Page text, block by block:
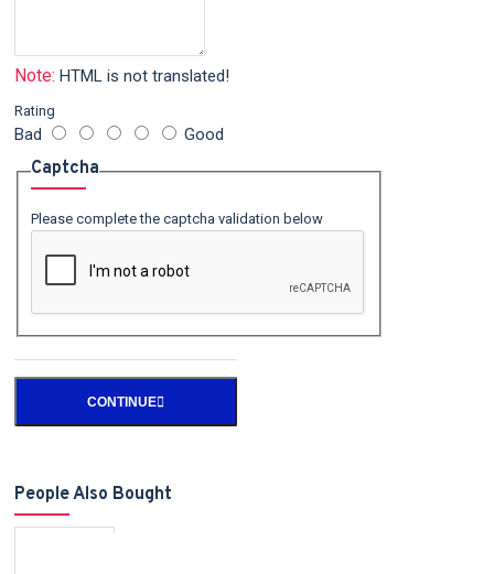
Note: HTML is not translated!
Rating
Bad Good
Captcha
Please complete the captcha validation below
CONTINUE
People Also Bought